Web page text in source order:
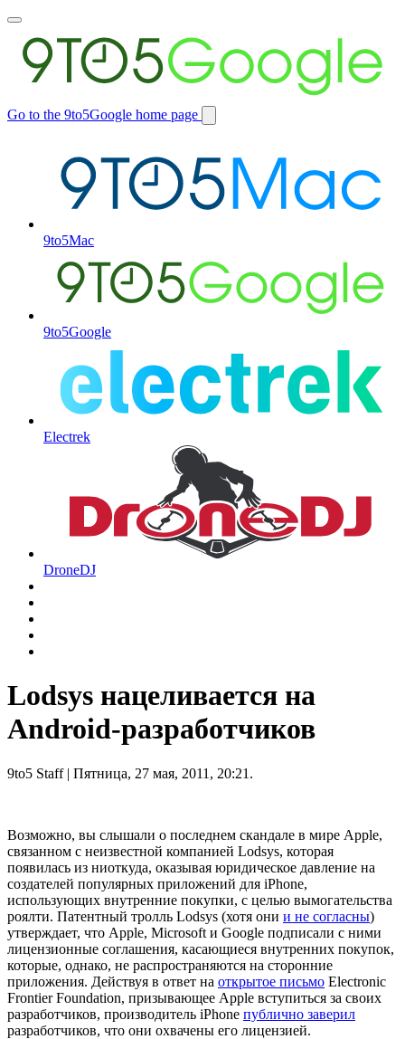
Toggle
main
menu
Go to the 9to5Google home page
Switch
9to5Mac
9to5Google
Electrek
DroneDJ
Lodsys нацеливается на
Android-разработчиков
9to5 Staff| Пятница, 27 мая, 2011, 20:21.
Возможно, вы слышали о последнем скандале в мире Apple,
связанном с неизвестной компанией Lodsys, которая
появилась из ниоткуда, оказывая юридическое давление на
создателей популярных приложений для iPhone,
использующих внутренние покупки, с целью вымогательства
роялти. Патентный тролль Lodsys (хотя они и не согласны)
утверждает, что Apple, Microsoft и Google подписали с ними
лицензионные соглашения, касающиеся внутренних покупок,
которые, однако, не распространяются на сторонние
приложения. Действуя в ответ на открытое письмо Electronic
Frontier Foundation, призывающее Apple вступиться за своих
разработчиков, производитель iPhone публично заверил
разработчиков, что они охвачены его лицензией.